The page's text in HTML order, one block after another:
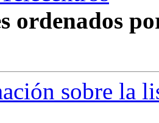
ordenados
sobre la